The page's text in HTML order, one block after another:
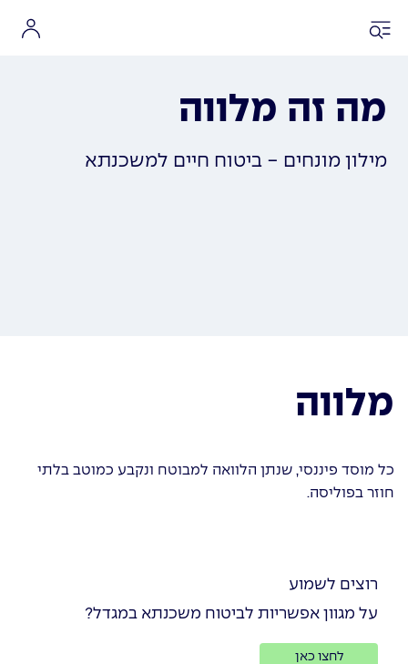
מה זה מלווה
מילון מונחים - ביטוח חיים למשכנתא
מלווה
כל מוסד פיננסי, שנתן הלוואה למבוטח ונקבע כמוטב בלתי
חוזר בפוליסה.
רוצים לשמוע
על מגוון אפשריות לביטוח משכנתא במגדל?
לחצו כאן